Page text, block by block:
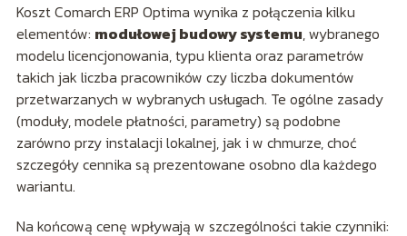
Koszt Comarch ERP Optima wynika z połączenia kilku
elementów: modułowej budowy systemu, wybranego
modelu licencjonowania, typu klienta oraz parametrów
takich jak liczba pracowników czy liczba dokumentów
przetwarzanych w wybranych usługach. Te ogólne zasady
(moduły, modele płatności, parametry) są podobne
zarówno przy instalacji lokalnej, jak i w chmurze, choć
szczegóły cennika są prezentowane osobno dla każdego
wariantu.
Na końcową cenę wpływają w szczególności takie czynniki: